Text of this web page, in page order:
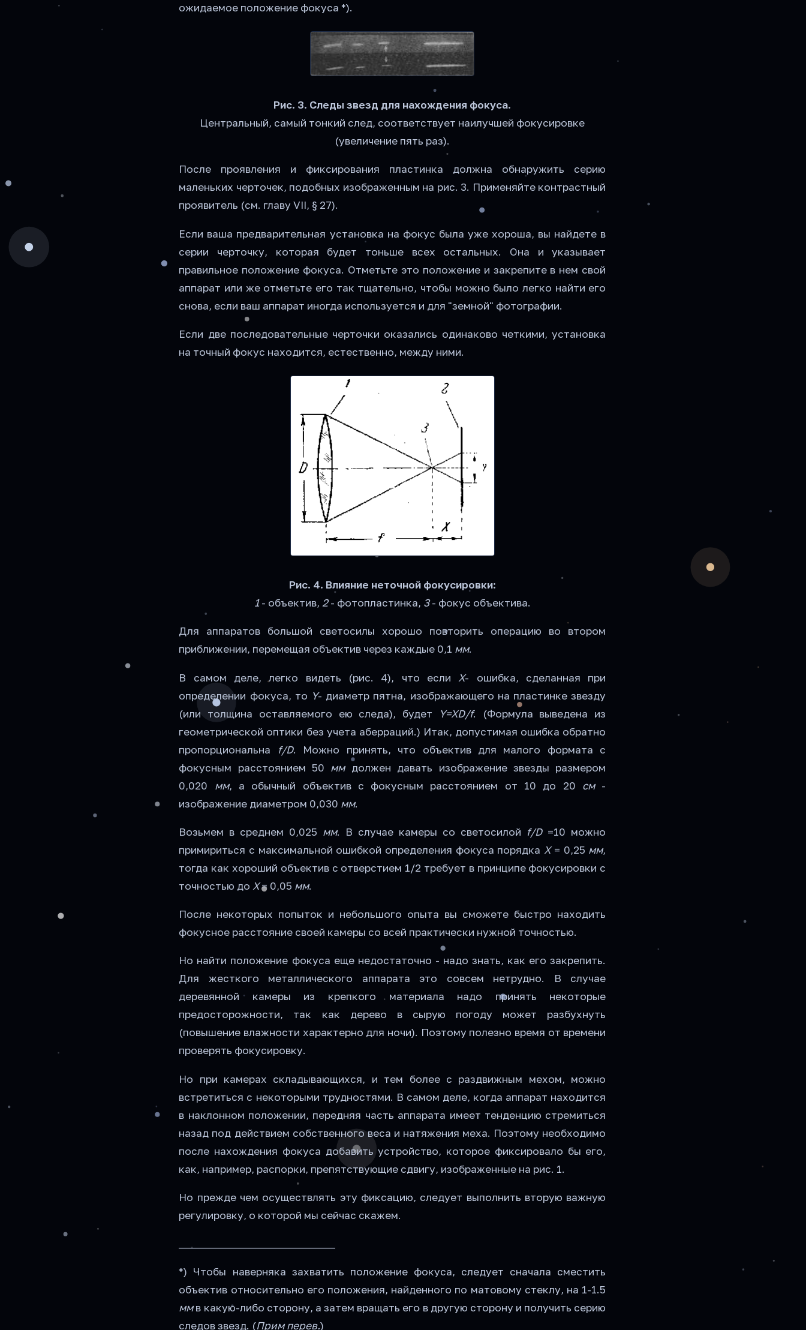
ожидаемое положение фокуса *).
Рис. 3. Следы звезд для нахождения фокуса.
Центральный, самый тонкий след, соответствует наилучшей фокусировке
(увеличение пять раз).
После проявления и фиксирования пластинка должна обнаружить серию
маленьких черточек, подобных изображенным на рис. 3. Применяйте контрастный
проявитель (см. главу VII, § 27).
Если ваша предварительная установка на фокус была уже хороша, вы найдете в
серии черточку, которая будет тоньше всех остальных. Она и указывает
правильное положение фокуса. Отметьте это положение и закрепите в нем свой
аппарат или же отметьте его так тщательно, чтобы можно было легко найти его
снова, если ваш аппарат иногда используется и для "земной" фотографии.
Если две последовательные черточки оказались одинаково четкими, установка
на точный фокус находится, естественно, между ними.
Рис. 4. Влияние неточной фокусировки:
1- объектив, 2- фотопластинка, 3- фокус объектива.
Для аппаратов большой светосилы хорошо повторить операцию во втором
приближении, перемещая объектив через каждые 0,1 мм.
В самом деле, легко видеть (рис. 4), что если Х- ошибка, сделанная при
определении фокуса, то Y- диаметр пятна, изображающего на пластинке звезду
(или толщина оставляемого ею следа), будет
Y=XD/f. (Формула выведена из
геометрической оптики без учета аберраций.) Итак, допустимая ошибка обратно
пропорциональна
f/D. Можно принять, что объектив для малого формата с
фокусным расстоянием 50 ммдолжен давать изображение звезды размером
0,020 мм, а обычный объектив с фокусным расстоянием от 10 до 20 см-
изображение диаметром 0,030 мм.
Возьмем в среднем 0,025 мм. В случае камеры со светосилой f/D=10 можно
примириться с максимальной ошибкой определения фокуса порядка Х= 0,25 мм,
тогда как хороший объектив с отверстием 1/2 требует в принципе фокусировки с
точностью до Х= 0,05 мм.
После некоторых попыток и небольшого опыта вы сможете быстро находить
фокусное расстояние своей камеры со всей практически нужной точностью.
Но найти положение фокуса еще недостаточно - надо знать, как его закрепить.
Для жесткого металлического аппарата это совсем нетрудно. В случае
деревянной камеры из крепкого материала надо принять некоторые
предосторожности, так как дерево в сырую погоду может разбухнуть
(повышение влажности характерно для ночи). Поэтому полезно время от времени
проверять фокусировку.
Но при камерах складывающихся, и тем более с раздвижным мехом, можно
встретиться с некоторыми трудностями. В самом деле, когда аппарат находится
в наклонном положении, передняя часть аппарата имеет тенденцию стремиться
назад под действием собственного веса и натяжения меха. Поэтому необходимо
после нахождения фокуса добавить устройство, которое фиксировало бы его,
как, например, распорки, препятствующие сдвигу, изображенные на рис. 1.
Но прежде чем осуществлять эту фиксацию, следует выполнить вторую важную
регулировку, о которой мы сейчас скажем.
*) Чтобы наверняка захватить положение фокуса, следует сначала сместить
объектив относительно его положения, найденного по матовому стеклу, на 1-1.5
ммв какую-либо сторону, а затем вращать его в другую сторону и получить серию
следов звезд. (Прим перев.)